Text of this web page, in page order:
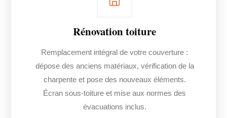
Rénovation toiture
Remplacement intégral de votre couverture :
dépose des anciens matériaux, vérification de la
charpente et pose des nouveaux éléments.
Écran sous-toiture et mise aux normes des
évacuations inclus.